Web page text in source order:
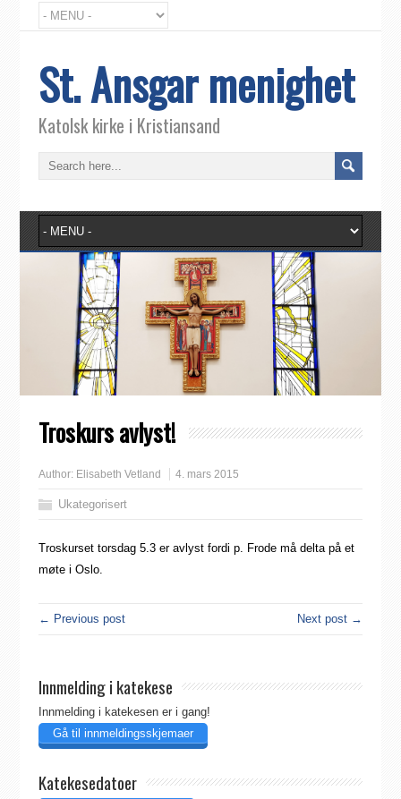
St. Ansgar menighet
Katolsk kirke i Kristiansand
Troskurs avlyst!
Author: Elisabeth Vetland 4. mars 2015
Ukategorisert
Troskurset torsdag 5.3 er avlyst fordi p. Frode må delta på et
møte i Oslo.
← Previous post Next post →
Innmelding i katekese
Innmelding i katekesen er i gang!
Gå til innmeldingsskjemaer
Katekesedatoer